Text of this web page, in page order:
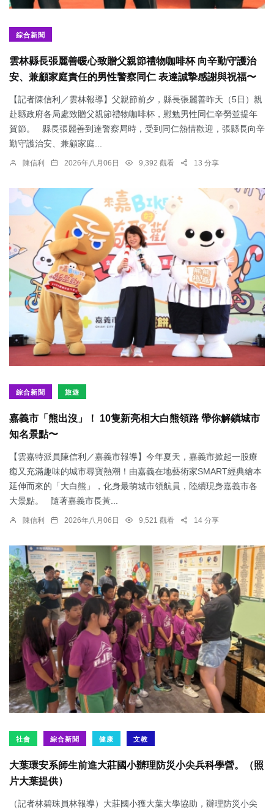
綜合新聞
雲林縣長張麗善暖心致贈父親節禮物咖啡杯 向辛勤守護治
安、兼顧家庭責任的男性警察同仁 表達誠摯感謝與祝福〜
【記者陳信利／雲林報導】父親節前夕，縣長張麗善昨天（5日）親
赴縣政府各局處致贈父親節禮物咖啡杯，慰勉男性同仁辛勞並提年
賀節。 縣長張麗善到達警察局時，受到同仁熱情歡迎，張縣長向辛
勤守護治安、兼顧家庭...
陳信利 2026年八月06日 9,392 觀看 13 分享
綜合新聞 旅遊
嘉義市「熊出沒」！ 10隻新亮相大白熊領路 帶你解鎖城市
知名景點〜
【雲嘉特派員陳信利／嘉義市報導】今年夏天，嘉義市掀起一股療
癒又充滿趣味的城市尋寶熱潮！由嘉義在地藝術家SMART經典繪本
延伸而來的「大白熊」，化身最萌城市領航員，陸續現身嘉義市各
大景點。 隨著嘉義市長黃...
陳信利 2026年八月06日 9,521 觀看 14 分享
社會 綜合新聞 健康 文教
大葉環安系師生前進大莊國小辦理防災小尖兵科學營。（照
片大葉提供）
（記者林碧珠員林報導）大莊國小獲大葉大學協助，辦理防災小尖